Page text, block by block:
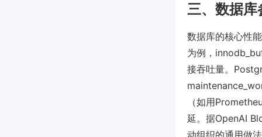
三、数据库
数据库的核心性
为例，
接吞吐量。
（如用
延。据OpenAI